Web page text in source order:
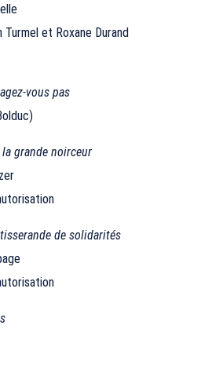
Turmel et Roxane Durand
vous pas
grande noirceur
de solidarités